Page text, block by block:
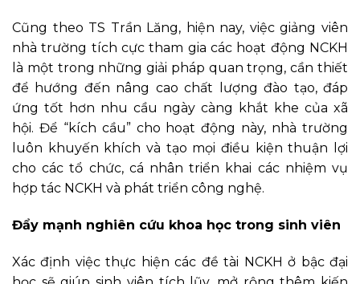
Cũng theo TS Trần Lăng, hiện nay, việc giảng viên
nhà trường tích cực tham gia các hoạt động NCKH
là một trong những giải pháp quan trọng, cần thiết
để hướng đến nâng cao chất lượng đào tạo, đáp
ứng tốt hơn nhu cầu ngày càng khắt khe của xã
hội. Để “kích cầu” cho hoạt động này, nhà trường
luôn khuyến khích và tạo mọi điều kiện thuận lợi
cho các tổ chức, cá nhân triển khai các nhiệm vụ
hợp tác NCKH và phát triển công nghệ.
Đẩy mạnh nghiên cứu khoa học trong sinh viên
Xác định việc thực hiện các đề tài NCKH ở bậc đại